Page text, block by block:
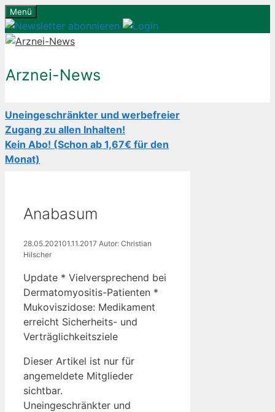
Zum
Inhalt
springen
Menü
Arznei-News
Uneingeschränkter und werbefreier
Zugang zu allen Inhalten!
Kein Abo! (Schon ab 1,67€ für den
Monat)
Anabasum
28.05.202101.11.2017 Autor: Christian
Hilscher
Update * Vielversprechend bei
Dermatomyositis-Patienten *
Mukoviszidose: Medikament
erreicht Sicherheits- und
Verträglichkeitsziele
Dieser Artikel ist nur für
angemeldete Mitglieder
sichtbar.
Uneingeschränkter und